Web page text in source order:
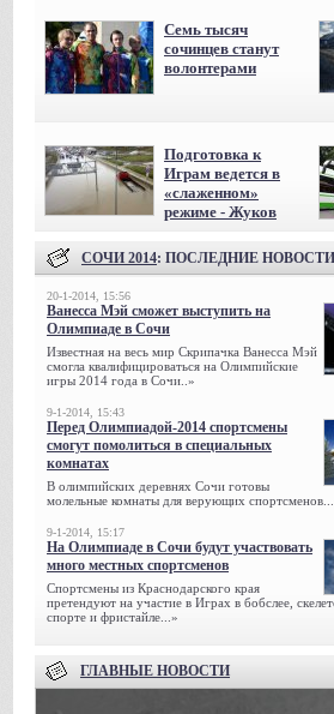
Семь тысяч
сочинцев станут
волонтерами
Подготовка к
Играм ведется в
«слаженном»
режиме - Жуков
СОЧИ 2014: ПОСЛЕДНИЕ НОВОСТИ
20-1-2014, 15:56
Ванесса Мэй сможет выступить на
Олимпиаде в Сочи
Известная на весь мир Скрипачка Ванесса Мэй
смогла квалифицироваться на Олимпийские
игры 2014 года в Сочи..»
9-1-2014, 15:43
Перед Олимпиадой-2014 спортсмены
смогут помолиться в специальных
комнатах
В олимпийских деревнях Сочи готовы
молельные комнаты для верующих
9-1-2014, 15:17
На Олимпиаде в Сочи будут участвовать
много местных спортсменов
Спортсмены из Краснодарского края
претендуют на участие в Играх в бобслее,
спорте и фристайле...»
ГЛАВНЫЕ НОВОСТИ